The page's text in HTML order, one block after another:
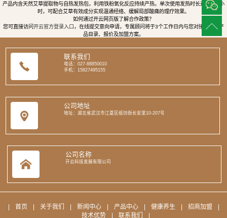
产品内含天然艾草提取物与自热发热包，利用铁粉氧化反应持续产热，单次使用发热时长达8至12小
时，可配合艾草有效成分实现温通经络、缓解局部酸痛的理疗效果。
如何通过开云网页版了解合作政策？
您可直接访问 开云官方登录入口，在线提交意向申请，专属顾问将于3个工作日内与您对接，提供产
品目录、报价及加盟方案。
联系我们
电话：027-88850010
手机：15827495155
公司地址
地址：湖北省武汉市江夏区纸坊街长安里10-207号
公司名称
开云科技发展有限公司
首页 关于我们 新闻中心 产品中心 健康养生 招商加盟
技术优势
联系我们